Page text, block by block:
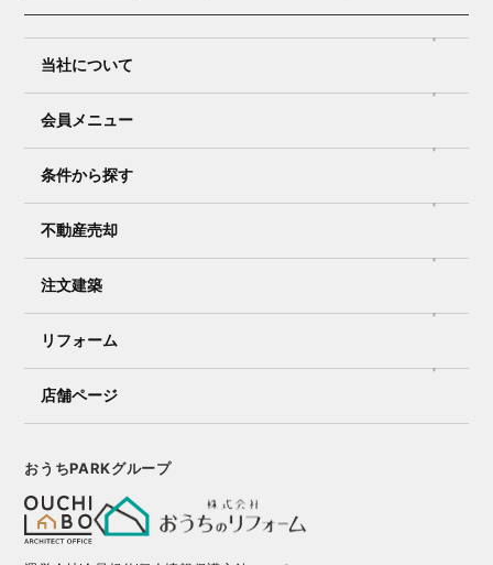
当社について
会員メニュー
条件から探す
不動産売却
注文建築
リフォーム
店舗ページ
おうちPARKグループ